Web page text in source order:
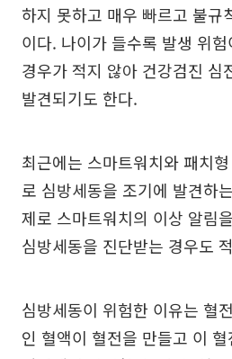
하지 못하고 매우 빠르고 불규
이다. 나이가 들수록 발생 위
경우가 적지 않아 건강검진 심
발견되기도 한다.
최근에는 스마트워치와 패치
로 심방세동을 조기에 발견하
제로 스마트워치의 이상 알림
심방세동을 진단받는 경우도
심방세동이 위험한 이유는 혈
인 혈액이 혈전을 만들고 이